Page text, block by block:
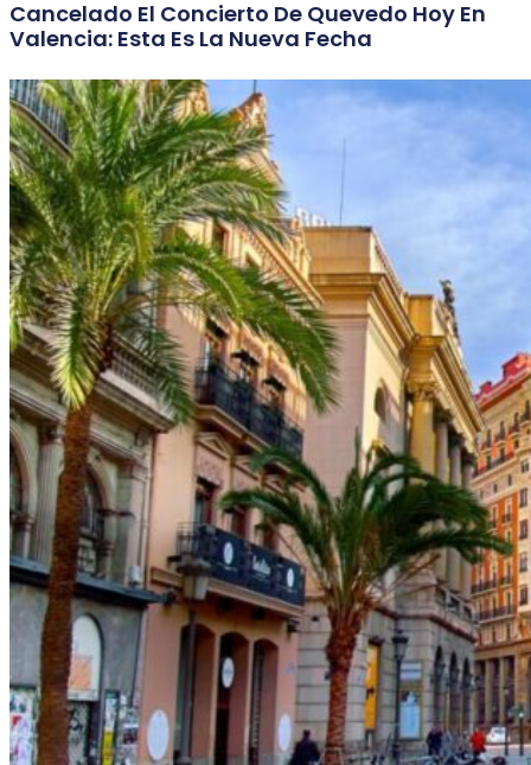
Cancelado El Concierto De Quevedo Hoy En
Valencia: Esta Es La Nueva Fecha